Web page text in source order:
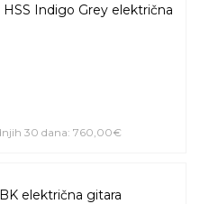
HSS Indigo Grey električna
30 dana: 760,00€
električna gitara